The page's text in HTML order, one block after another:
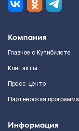
Компания
Главное о Купибилете
Контакты
Пресс-центр
Партнерская программа
Информация